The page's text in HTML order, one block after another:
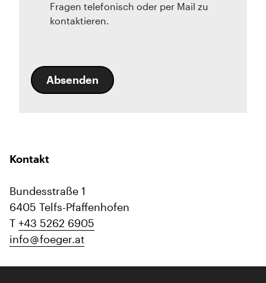
Fragen telefonisch oder per Mail zu
kontaktieren.
Absenden
Kontakt
Bundesstraße 1
6405 Telfs-Pfaffenhofen
T +43 5262 6905
info
foeger.at